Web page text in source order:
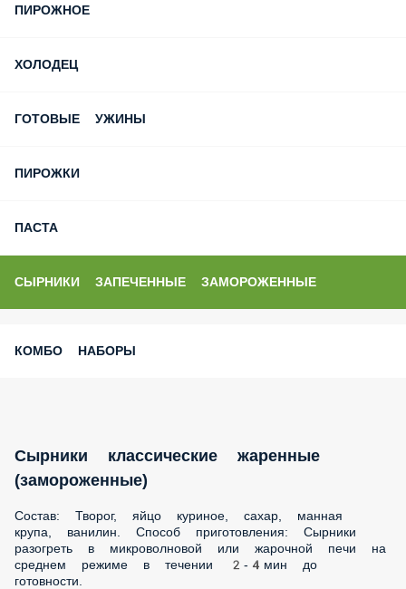
ПИРОЖНОЕ
ХОЛОДЕЦ
ГОТОВЫЕ УЖИНЫ
ПИРОЖКИ
ПАСТА
СЫРНИКИ ЗАПЕЧЕННЫЕ ЗАМОРОЖЕННЫЕ
КОМБО НАБОРЫ
Сырники классические жаренные
(замороженные)
Состав: Творог, яйцо куриное, сахар, манная
крупа, ванилин. Способ приготовления: Сырники
разогреть в микроволновой или жарочной печи на
среднем режиме в течении 2-4мин до
готовности.